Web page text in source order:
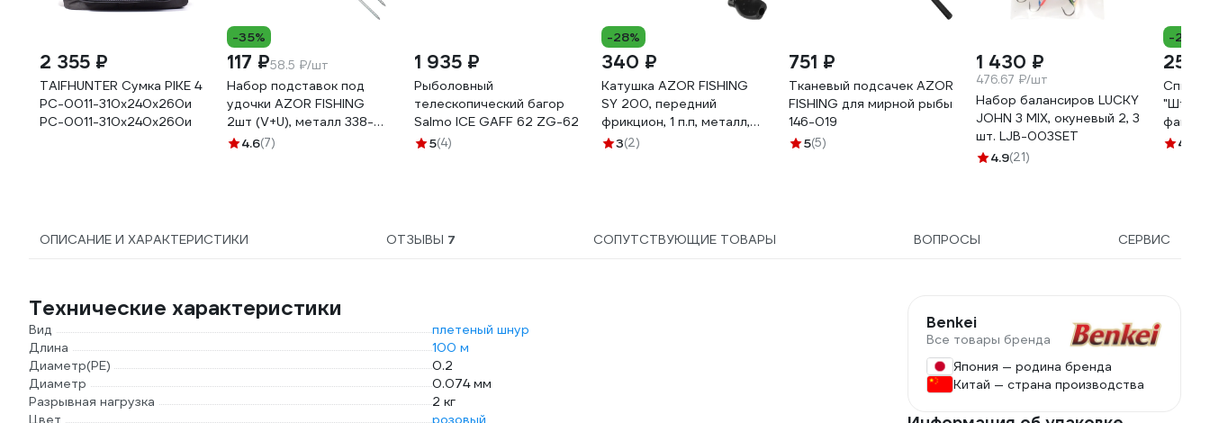
2 355 ₽
TAIFHUNTER Сумка PIKE 4
РС-0011-310x240x260и
РС-0011-310х240х260и
-35%
117 ₽58.5 ₽/шт
Набор подставок под
удочки AZOR FISHING
2шт (V+U), металл 338-
3654.6(7)
1 935 ₽
Рыболовный
телескопический багор
Salmo ICE GAFF 62 ZG-62
5(4)
-28%
340 ₽
Катушка AZOR FISHING
SY 200, передний
фрикцион, 1 п.п, металл,
пластик, с леской 0.25 мм
3(2)
751 ₽
Тканевый подсачек AZOR
FISHING для мирной рыбы
146-019
5(5)
1 430 ₽
476.67 ₽/шт
Набор балансиров LUCKY
JOHN 3 MIX, окуневый 2, 3
шт. LJB-003SET
4.9(21)
-28%
252
10-4.3
ОПИСАНИЕ И ХАРАКТЕРИСТИКИ ОТЗЫВЫ 7 СОПУТСТВУЮЩИЕ ТОВАРЫ ВОПРОСЫ СЕРВИС
Технические характеристики
Вид
плетеный шнур
Длина
100 м
Диаметр(PE)
0.2
Диаметр
0.074 мм
Разрывная нагрузка
2 кг
Цвет
розовый
Benkei
Все товары бренда
Япония — родина бренда
Китай — страна производства